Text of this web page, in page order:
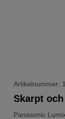
Artikelnummer:
Panasonic
Skarpt